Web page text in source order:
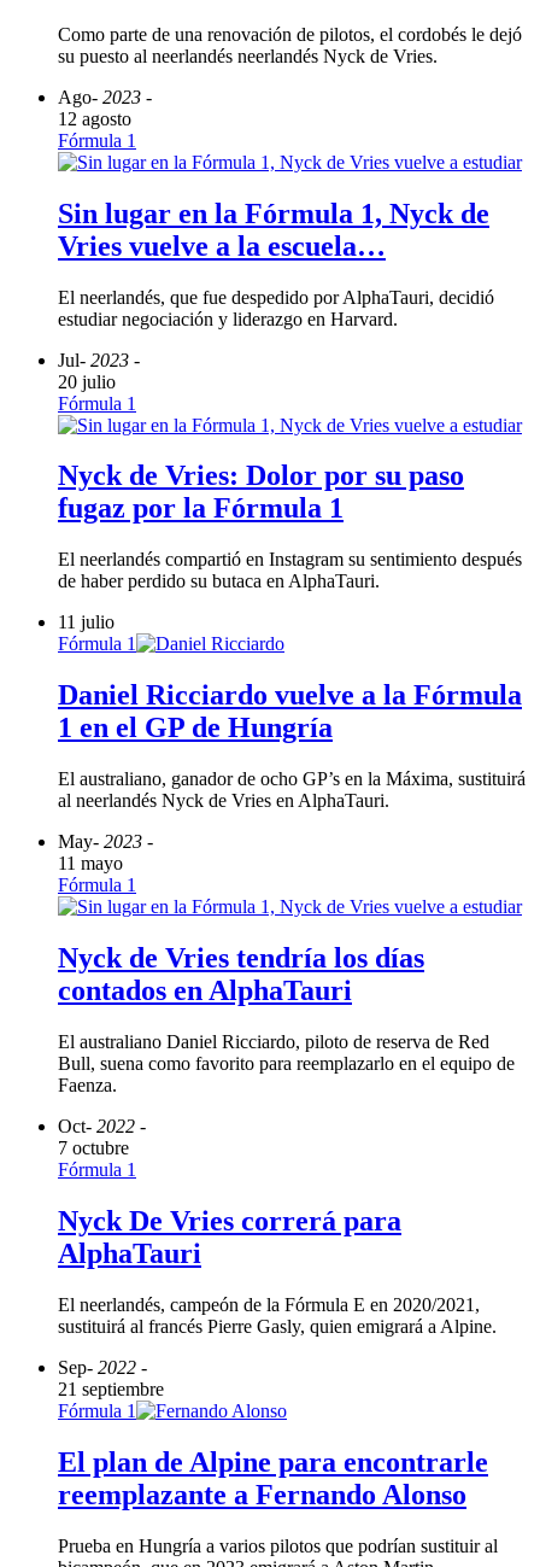
Como parte de una renovación de pilotos, el cordobés le dejó
su puesto al neerlandés neerlandés Nyck de Vries.
Ago- 2023 -
12 agosto
Fórmula 1
Sin lugar en la Fórmula 1, Nyck de
Vries vuelve a la escuela…
El neerlandés, que fue despedido por AlphaTauri, decidió
estudiar negociación y liderazgo en Harvard.
Jul- 2023 -
20 julio
Fórmula 1
Nyck de Vries: Dolor por su paso
fugaz por la Fórmula 1
El neerlandés compartió en Instagram su sentimiento después
de haber perdido su butaca en AlphaTauri.
11 julio
Fórmula 1
Daniel Ricciardo vuelve a la Fórmula
1 en el GP de Hungría
El australiano, ganador de ocho GP’s en la Máxima, sustituirá
al neerlandés Nyck de Vries en AlphaTauri.
May- 2023 -
11 mayo
Fórmula 1
Nyck de Vries tendría los días
contados en AlphaTauri
El australiano Daniel Ricciardo, piloto de reserva de Red
Bull, suena como favorito para reemplazarlo en el equipo de
Faenza.
Oct- 2022 -
7 octubre
Fórmula 1
Nyck De Vries correrá para
AlphaTauri
El neerlandés, campeón de la Fórmula E en 2020/2021,
sustituirá al francés Pierre Gasly, quien emigrará a Alpine.
Sep- 2022 -
21 septiembre
Fórmula 1
El plan de Alpine para encontrarle
reemplazante a Fernando Alonso
Prueba en Hungría a varios pilotos que podrían sustituir al